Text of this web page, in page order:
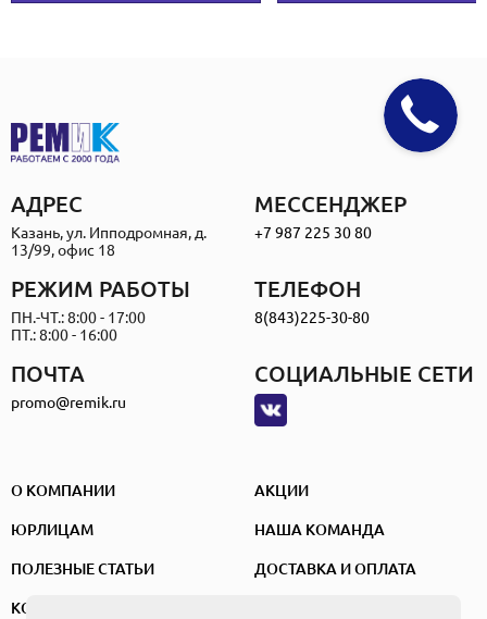
АДРЕС
Казань, ул. Ипподромная, д.
13/99, офис 18
МЕССЕНДЖЕР
+7 987 225 30 80
ПОЧТА
promo@remik.ru
РЕЖИМ РАБОТЫ
ПН.-ЧТ.: 8:00 - 17:00
ПТ.: 8:00 - 16:00
ТЕЛЕФОН
8(843)225-30-80
СОЦИАЛЬНЫЕ СЕТИ
О КОМПАНИИ АКЦИИ
ЮРЛИЦАМ НАША КОМАНДА
ПОЛЕЗНЫЕ СТАТЬИ ДОСТАВКА И ОПЛАТА
КОНТАКТЫ